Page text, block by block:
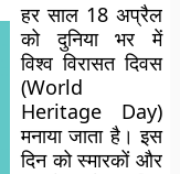
हर साल 18 अप्रैल
को दुनिया भर में
विश्व विरासत दिवस
(World
Heritage Day)
मनाया जाता है। इस
दिन को स्मारकों और